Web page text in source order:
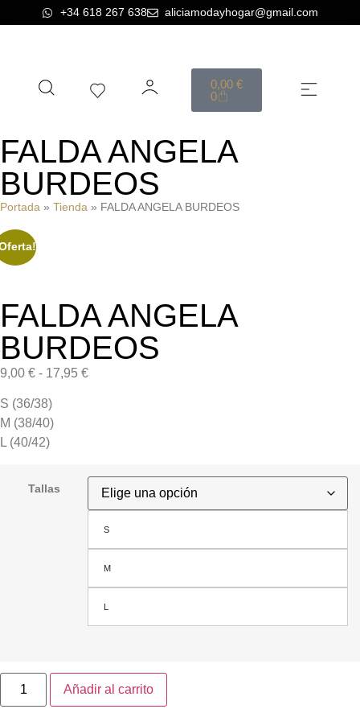
+34 618 267 638 aliciamodayhogar@gmail.com
0,00€
0
FALDA ANGELA
BURDEOS
Portada » Tienda » FALDA ANGELA BURDEOS
FALDA ANGELA
BURDEOS
9,00 € - 17,95 €
S (36/38)
M (38/40)
L (40/42)
Tallas
S
M
L
Añadir al carrito